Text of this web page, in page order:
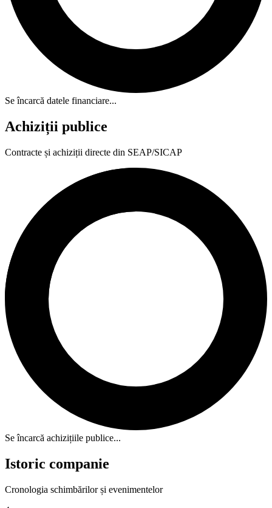
Se încarcă datele financiare...
Achiziții publice
Contracte și achiziții directe din SEAP/SICAP
Se încarcă achizițiile publice...
Istoric companie
Cronologia schimbărilor și evenimentelor